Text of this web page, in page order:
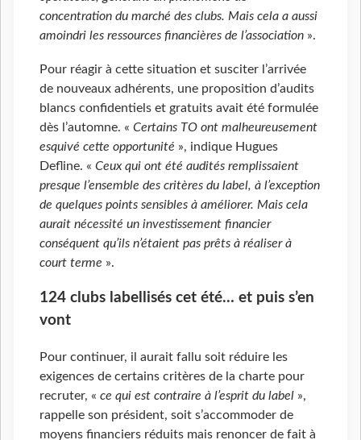
concentration du marché des clubs. Mais cela a aussi
amoindri les ressources financières de l’association ».
Pour réagir à cette situation et susciter l’arrivée
de nouveaux adhérents, une proposition d’audits
blancs confidentiels et gratuits avait été formulée
dès l’automne. « Certains TO ont malheureusement
esquivé cette opportunité », indique Hugues
Defline. « Ceux qui ont été audités remplissaient
presque l’ensemble des critères du label, à l’exception
de quelques points sensibles à améliorer. Mais cela
aurait nécessité un investissement financier
conséquent qu’ils n’étaient pas prêts à réaliser à
court terme ».
124 clubs labellisés cet été… et puis s’en
vont
Pour continuer, il aurait fallu soit réduire les
exigences de certains critères de la charte pour
recruter, « ce qui est contraire à l’esprit du label »,
rappelle son président, soit s’accommoder de
moyens financiers réduits mais renoncer de fait à